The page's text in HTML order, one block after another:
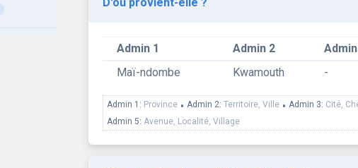
Admin 1 Admin 2
Maï-ndombe
Kwamouth -
Admin 1: Province • Admin 2: Territoire, Ville • Admin 3: Cité,
Admin 5: Avenue, Localité, Village